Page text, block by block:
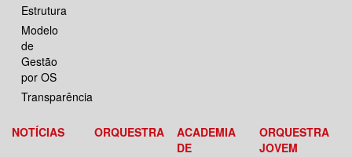
Estrutura
Modelo
de
Gestão
por OS
Transparência
NOTÍCIAS ORQUESTRA
ACADEMIA
DE
ORQUESTRA
JOVEM